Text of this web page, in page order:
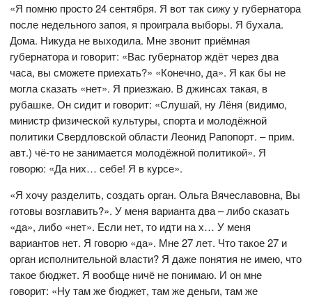
«Я помню просто 24 сентября. Я вот так сижу у губернатора
после недельного запоя, я проиграла выборы. Я бухала.
Дома. Никуда не выходила. Мне звонит приёмная
губернатора и говорит: «Вас губернатор ждёт через два
часа, вы сможете приехать?» «Конечно, да». Я как бы не
могла сказать «нет». Я приезжаю. В джинсах такая, в
рубашке. Он сидит и говорит: «Слушай, ну Лёня (видимо,
министр физической культуры, спорта и молодёжной
политики Свердловской области Леонид Рапопорт. – прим.
авт.) чё-то не занимается молодёжной политикой». Я
говорю: «Да них… себе! Я в курсе».
«Я хочу разделить, создать орган. Ольга Вячеславовна, Вы
готовы возглавить?». У меня варианта два – либо сказать
«да», либо «нет». Если нет, то идти на х… У меня
вариантов нет. Я говорю «да». Мне 27 лет. Что такое 27 и
орган исполнительной власти? Я даже понятия не имею, что
такое бюджет. Я вообще ничё не понимаю. И он мне
говорит: «Ну там же бюджет, там же деньги, там же